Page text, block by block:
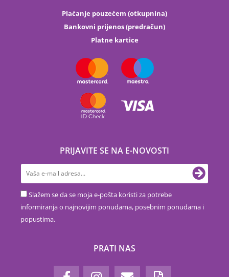
Plaćanje pouzećem (otkupnina)
Bankovni prijenos (predračun)
Platne kartice
PRIJAVITE SE NA E-NOVOSTI
Slažem se da se moja e-pošta koristi za potrebe
informiranja o najnovijim ponudama, posebnim ponudama i
popustima.
PRATI NAS